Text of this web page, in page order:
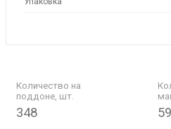
Количество на
поддоне, шт.
348